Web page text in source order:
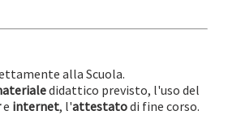
alla Scuola.
didattico previsto, l'uso del
e internet, l'attestatodi fine corso.